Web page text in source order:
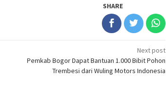
SHARE
Next post
Pemkab Bogor Dapat Bantuan 1.000 Bibit Pohon
Trembesi dari Wuling Motors Indonesia